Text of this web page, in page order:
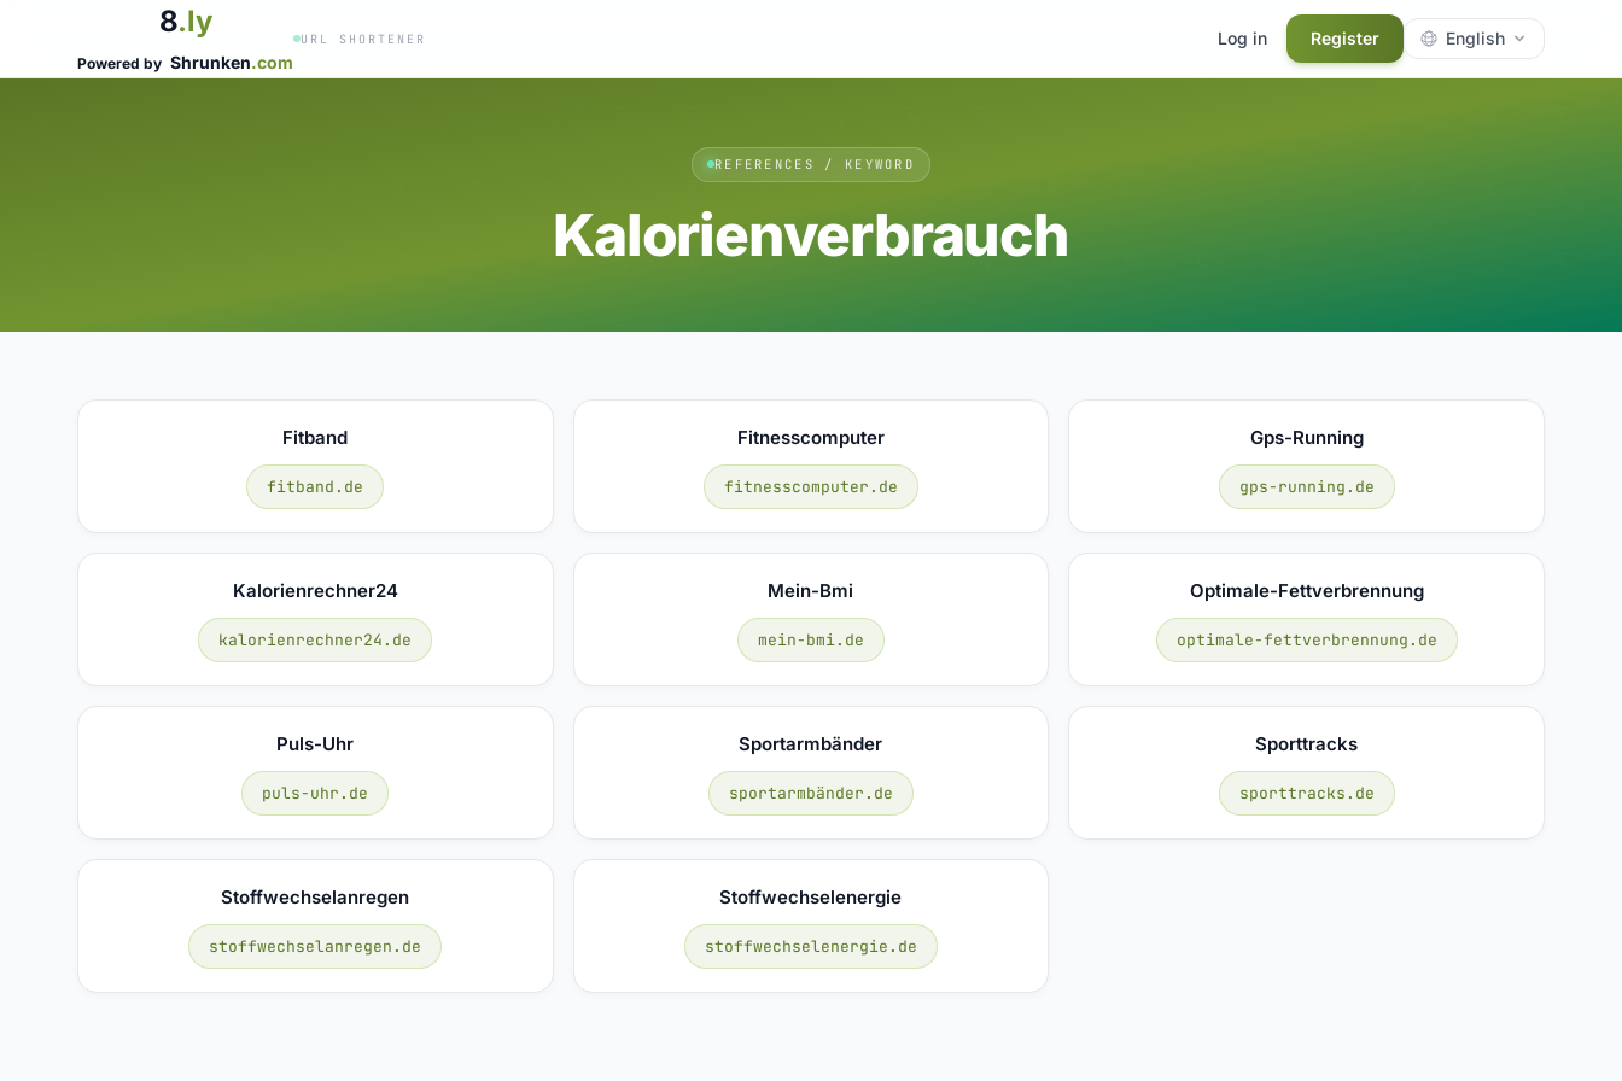
8.ly
Powered by Shrunken.com
URL SHORTENER Log in Register English
REFERENCES / KEYWORD
Kalorienverbrauch
Fitband
fitband.de
Fitnesscomputer
fitnesscomputer.de
Gps-Running
gps-running.de
Kalorienrechner24
kalorienrechner24.de
Mein-Bmi
mein-bmi.de
Optimale-Fettverbrennung
optimale-fettverbrennung.de
Puls-Uhr
puls-uhr.de
Sportarmbänder
sportarmbänder.de
Sporttracks
sporttracks.de
Stoffwechselanregen
stoffwechselanregen.de
Stoffwechselenergie
stoffwechselenergie.de